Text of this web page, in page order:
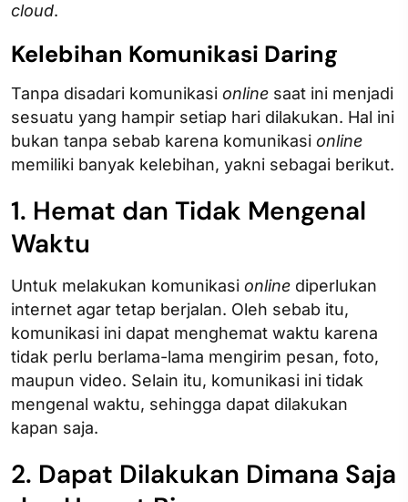
cloud.
Kelebihan Komunikasi Daring
Tanpa disadari komunikasi online saat ini menjadi
sesuatu yang hampir setiap hari dilakukan. Hal ini
bukan tanpa sebab karena komunikasi online
memiliki banyak kelebihan, yakni sebagai berikut.
1. Hemat dan Tidak Mengenal
Waktu
Untuk melakukan komunikasi online diperlukan
internet agar tetap berjalan. Oleh sebab itu,
komunikasi ini dapat menghemat waktu karena
tidak perlu berlama-lama mengirim pesan, foto,
maupun video. Selain itu, komunikasi ini tidak
mengenal waktu, sehingga dapat dilakukan
kapan saja.
2. Dapat Dilakukan Dimana Saja